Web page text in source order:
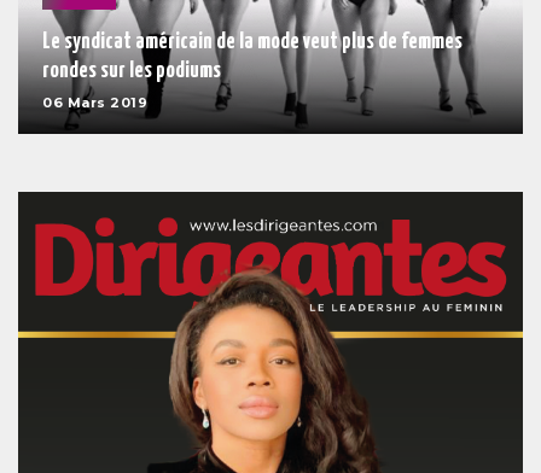
Le syndicat américain de la mode veut plus de femmes
rondes sur les podiums
06 Mars 2019